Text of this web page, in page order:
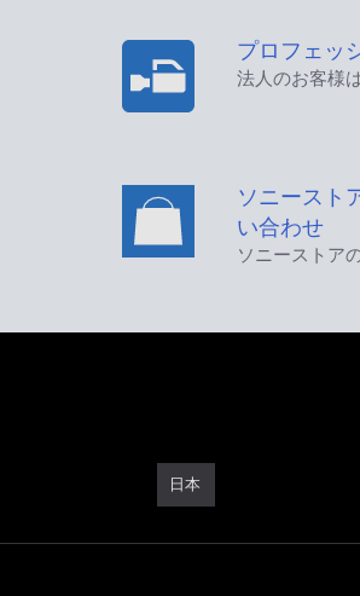
プロフェッ
法人のお客様
ソニースト
い合わせ
ソニーストア
日本